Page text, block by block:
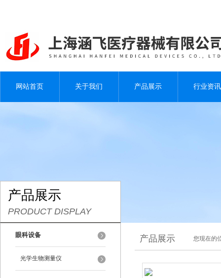
网站首页 关于我们 产品展示 行业资讯
产品展示
PRODUCT DISPLAY
眼科设备
光学生物测量仪
产品展示 您现在的